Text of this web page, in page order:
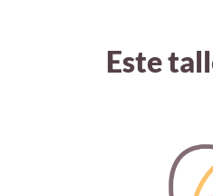
Este